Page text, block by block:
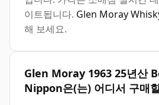
이트됩니다. Glen Moray
해 보세요.
Glen Moray 1963 25년산
Nippon은(는) 어디서 구매